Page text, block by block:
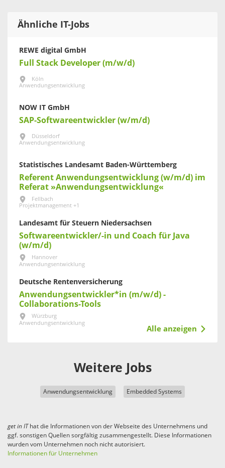
Ähnliche IT-Jobs
REWE digital GmbH
Full Stack Developer (m/w/d)
Köln
Anwendungsentwicklung
NOW IT GmbH
SAP-Softwareentwickler (w/m/d)
Düsseldorf
Anwendungsentwicklung
Statistisches Landesamt Baden-Württemberg
Referent Anwendungsentwicklung (w/m/d) im
Referat »Anwendungsentwicklung«
Fellbach
Projektmanagement +1
Landesamt für Steuern Niedersachsen
Softwareentwickler/-in und Coach für Java
(w/m/d)
Hannover
Anwendungsentwicklung
Deutsche Rentenversicherung
Anwendungsentwickler*in (m/w/d) -
Collaborations-Tools
Würzburg
Anwendungsentwicklung
Alle anzeigen
Weitere Jobs
Anwendungsentwicklung Embedded Systems
get in IThat die Informationen von der Webseite des Unternehmens und
ggf. sonstigen Quellen sorgfältig zusammengestellt. Diese Informationen
wurden vom Unternehmen noch nicht autorisiert.
Informationen für Unternehmen